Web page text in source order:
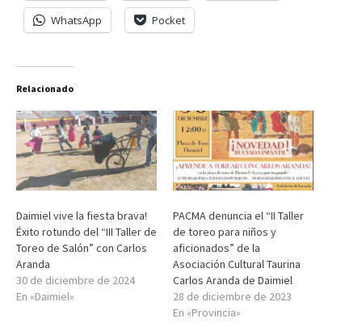
WhatsApp Pocket
Relacionado
Daimiel vive la fiesta brava!
Éxito rotundo del “III Taller de
Toreo de Salón” con Carlos
Aranda
30 de diciembre de 2024
En «Daimiel»
PACMA denuncia el “II Taller
de toreo para niños y
aficionados” de la
Asociación Cultural Taurina
Carlos Aranda de Daimiel
28 de diciembre de 2023
En «Provincia»